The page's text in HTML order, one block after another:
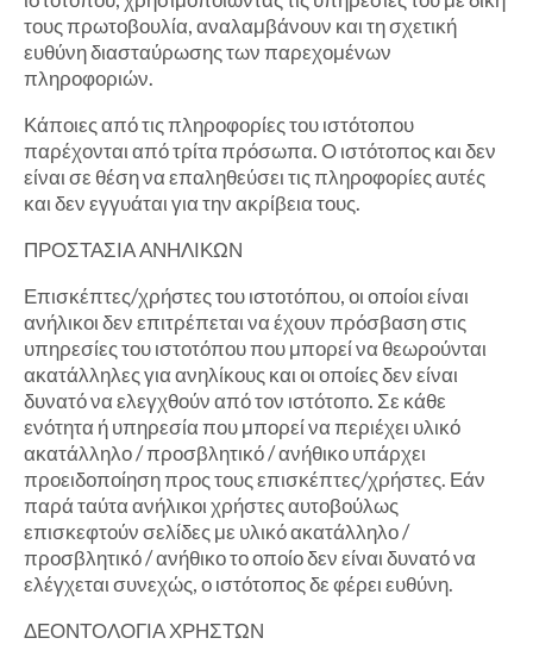
τους πρωτοβουλία, αναλαμβάνουν και τη σχετική
ευθύνη διασταύρωσης των παρεχομένων
πληροφοριών.
Κάποιες από τις πληροφορίες του ιστότοπου
παρέχονται από τρίτα πρόσωπα. Ο ιστότοπος και δεν
είναι σε θέση να επαληθεύσει τις πληροφορίες αυτές
και δεν εγγυάται για την ακρίβεια τους.
ΠΡΟΣΤΑΣΙΑ ΑΝΗΛΙΚΩΝ
Επισκέπτες/χρήστες του ιστοτόπου, οι οποίοι είναι
ανήλικοι δεν επιτρέπεται να έχουν πρόσβαση στις
υπηρεσίες του ιστοτόπου που μπορεί να θεωρούνται
ακατάλληλες για ανηλίκους και οι οποίες δεν είναι
δυνατό να ελεγχθούν από τον ιστότοπο. Σε κάθε
ενότητα ή υπηρεσία που μπορεί να περιέχει υλικό
ακατάλληλο / προσβλητικό / ανήθικο υπάρχει
προειδοποίηση προς τους επισκέπτες/χρήστες. Εάν
παρά ταύτα ανήλικοι χρήστες αυτοβούλως
επισκεφτούν σελίδες με υλικό ακατάλληλο /
προσβλητικό / ανήθικο το οποίο δεν είναι δυνατό να
ελέγχεται συνεχώς, ο ιστότοπος δε φέρει ευθύνη.
ΔΕΟΝΤΟΛΟΓΙΑ ΧΡΗΣΤΩΝ